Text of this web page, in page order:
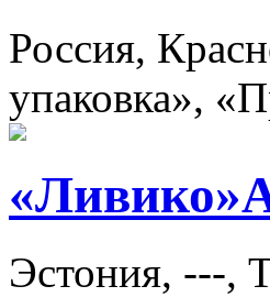
Россия,
упаковка»,
Эстония, ---,